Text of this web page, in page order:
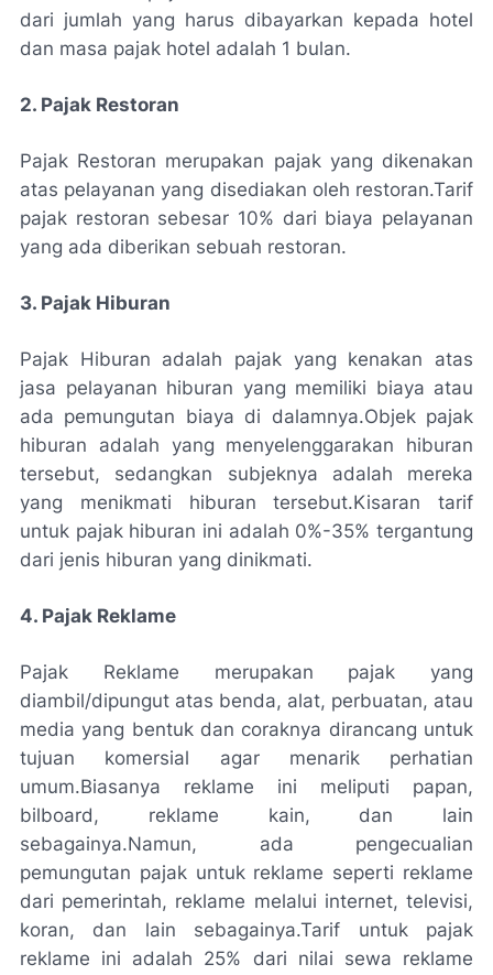
dari jumlah yang harus dibayarkan kepada hotel
dan masa pajak hotel adalah 1 bulan.
2. Pajak Restoran
Pajak Restoran merupakan pajak yang dikenakan
atas pelayanan yang disediakan oleh restoran.Tarif
pajak restoran sebesar 10% dari biaya pelayanan
yang ada diberikan sebuah restoran.
3. Pajak Hiburan
Pajak Hiburan adalah pajak yang kenakan atas
jasa pelayanan hiburan yang memiliki biaya atau
ada pemungutan biaya di dalamnya.Objek pajak
hiburan adalah yang menyelenggarakan hiburan
tersebut, sedangkan subjeknya adalah mereka
yang menikmati hiburan tersebut.Kisaran tarif
untuk pajak hiburan ini adalah 0%-35% tergantung
dari jenis hiburan yang dinikmati.
4. Pajak Reklame
Pajak Reklame merupakan pajak yang
diambil/dipungut atas benda, alat, perbuatan, atau
media yang bentuk dan coraknya dirancang untuk
tujuan komersial agar menarik perhatian
umum.Biasanya reklame ini meliputi papan,
bilboard, reklame kain, dan lain
sebagainya.Namun, ada pengecualian
pemungutan pajak untuk reklame seperti reklame
dari pemerintah, reklame melalui internet, televisi,
koran, dan lain sebagainya.Tarif untuk pajak
reklame ini adalah 25% dari nilai sewa reklame